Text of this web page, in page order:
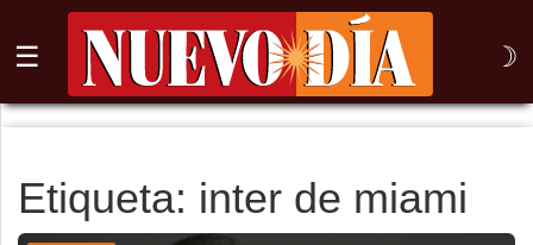
☰ ☽
⌕
Inicio
Nogales
Etiqueta: inter de miami